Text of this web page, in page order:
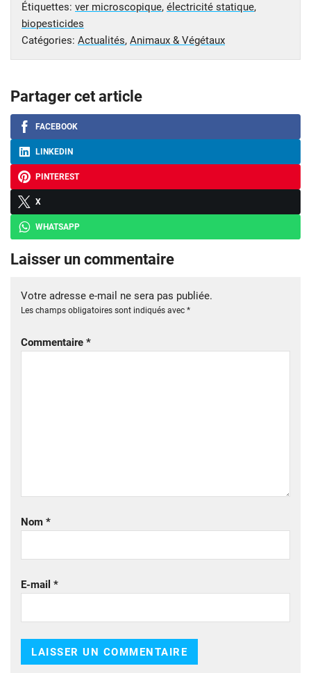
Étiquettes: ver microscopique, électricité statique,
biopesticides
Catégories: Actualités, Animaux & Végétaux
Partager cet article
FACEBOOK
LINKEDIN
PINTEREST
X
WHATSAPP
Laisser un commentaire
Votre adresse e-mail ne sera pas publiée.
Les champs obligatoires sont indiqués avec *
Commentaire *
Nom *
E-mail *